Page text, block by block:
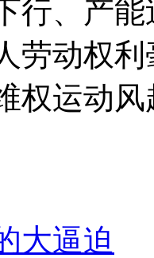
行、产
劳动权
权运动
大逼迫